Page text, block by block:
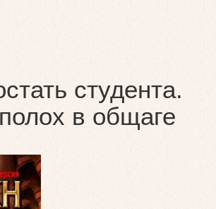
студента.
в общаге